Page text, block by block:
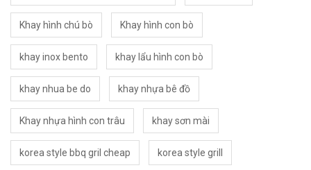
Khay hình chú bò Khay hình con bò
khay inox bento khay lẩu hình con bò
khay nhua be do khay nhựa bê đồ
Khay nhựa hình con trâu khay sơn mài
korea style bbq gril cheap korea style grill